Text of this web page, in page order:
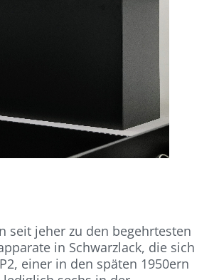
seit jeher zu den begehrtesten
in Schwarzlack, die sich
einer in den späten 1950ern